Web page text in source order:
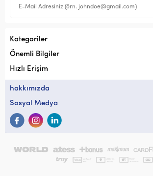
Kategoriler
Önemli Bilgiler
Hızlı Erişim
hakkımızda
Sosyal Medya